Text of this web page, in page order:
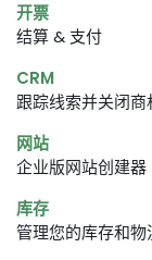
开票
结算 & 支付
CRM
跟踪线索并关闭商
网站
企业版网站创建器
库存
管理您的库存和物